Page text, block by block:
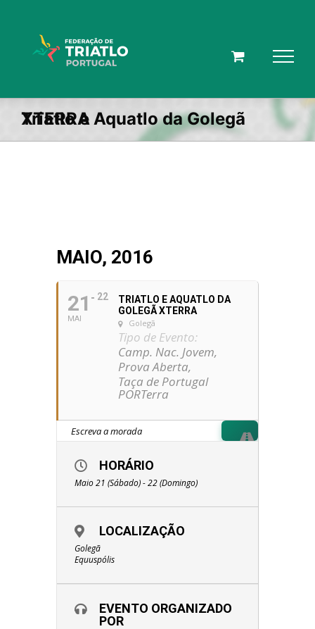
Triatlo e Aquatlo da Golegã XTERRA
MAIO, 2016
21
MAI
22
TRIATLO E AQUATLO DA
GOLEGÃ XTERRA
Golegã
Tipo de Evento:
Camp. Nac. Jovem,
Prova Aberta,
Taça de Portugal
PORTerra
HORÁRIO
Maio 21 (Sábado) - 22 (Domingo)
LOCALIZAÇÃO
Golegã
Equuspólis
EVENTO ORGANIZADO
POR